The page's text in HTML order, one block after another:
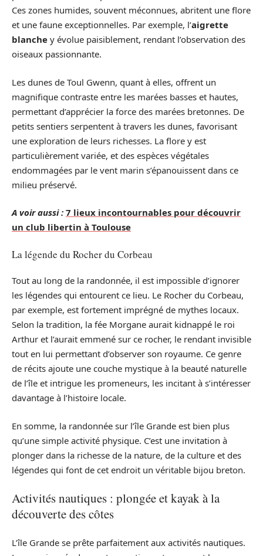
Ces zones humides, souvent méconnues, abritent une flore
et une faune exceptionnelles. Par exemple, l’aigrette
blanche y évolue paisiblement, rendant l’observation des
oiseaux passionnante.
Les dunes de Toul Gwenn, quant à elles, offrent un
magnifique contraste entre les marées basses et hautes,
permettant d’apprécier la force des marées bretonnes. De
petits sentiers serpentent à travers les dunes, favorisant
une exploration de leurs richesses. La flore y est
particulièrement variée, et des espèces végétales
endommagées par le vent marin s’épanouissent dans ce
milieu préservé.
A voir aussi : 7 lieux incontournables pour découvrir
un club libertin à Toulouse
La légende du Rocher du Corbeau
Tout au long de la randonnée, il est impossible d’ignorer
les légendes qui entourent ce lieu. Le Rocher du Corbeau,
par exemple, est fortement imprégné de mythes locaux.
Selon la tradition, la fée Morgane aurait kidnappé le roi
Arthur et l’aurait emmené sur ce rocher, le rendant invisible
tout en lui permettant d’observer son royaume. Ce genre
de récits ajoute une couche mystique à la beauté naturelle
de l’île et intrigue les promeneurs, les incitant à s’intéresser
davantage à l’histoire locale.
En somme, la randonnée sur l’île Grande est bien plus
qu’une simple activité physique. C’est une invitation à
plonger dans la richesse de la nature, de la culture et des
légendes qui font de cet endroit un véritable bijou breton.
Activités nautiques : plongée et kayak à la
découverte des côtes
L’île Grande se prête parfaitement aux activités nautiques.